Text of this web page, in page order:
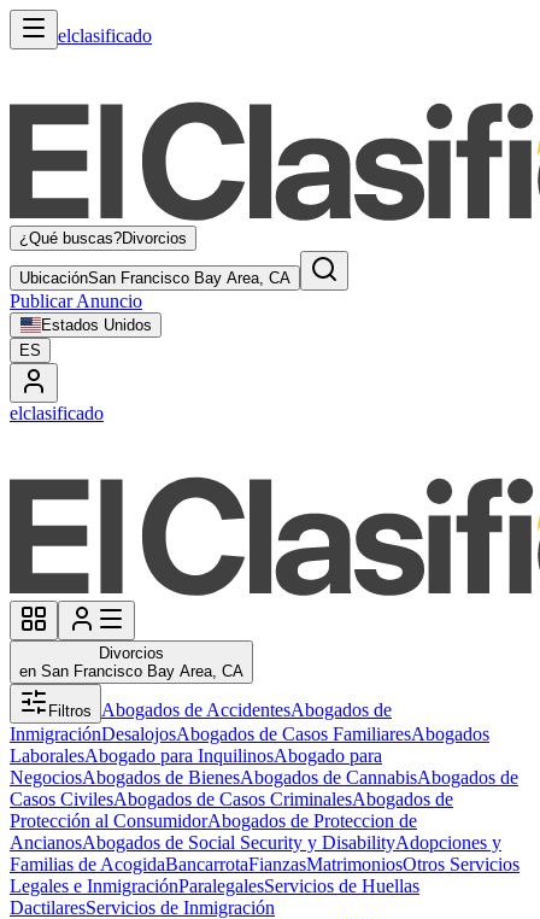
elclasificado
¿Qué buscas?Divorcios
UbicaciónSan Francisco Bay Area, CA
Publicar Anuncio
Estados Unidos
ES
elclasificado
Divorcios
en San Francisco Bay Area, CA
Filtros Abogados de AccidentesAbogados de
InmigraciónDesalojosAbogados de Casos FamiliaresAbogados
LaboralesAbogado para InquilinosAbogado para
NegociosAbogados de BienesAbogados de CannabisAbogados de
Casos CivilesAbogados de Casos CriminalesAbogados de
Protección al ConsumidorAbogados de Proteccion de
AncianosAbogados de Social Security y DisabilityAdopciones y
Familias de AcogidaBancarrotaFianzasMatrimoniosOtros Servicios
Legales e InmigraciónParalegalesServicios de Huellas
DactilaresServicios de Inmigración